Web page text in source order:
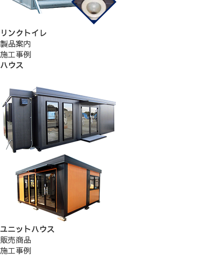
リンクトイレ
製品案内
施工事例
ハウス
ユニットハウス
販売商品
施工事例